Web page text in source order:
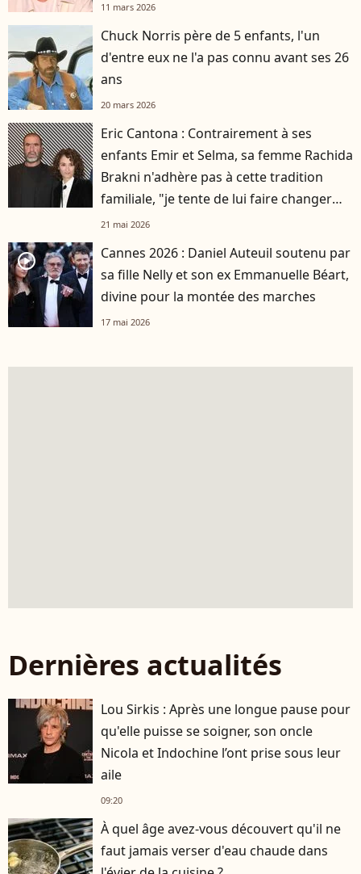
11 mars 2026
Chuck Norris père de 5 enfants, l'un
d'entre eux ne l'a pas connu avant ses 26
ans
20 mars 2026
Eric Cantona : Contrairement à ses
enfants Emir et Selma, sa femme Rachida
Brakni n'adhère pas à cette tradition
familiale, "je tente de lui faire changer
d'avis"
21 mai 2026
player2
Cannes 2026 : Daniel Auteuil soutenu par
sa fille Nelly et son ex Emmanuelle Béart,
divine pour la montée des marches
17 mai 2026
Dernières actualités
Lou Sirkis : Après une longue pause pour
qu'elle puisse se soigner, son oncle
Nicola et Indochine l’ont prise sous leur
aile
09:20
À quel âge avez-vous découvert qu'il ne
faut jamais verser d'eau chaude dans